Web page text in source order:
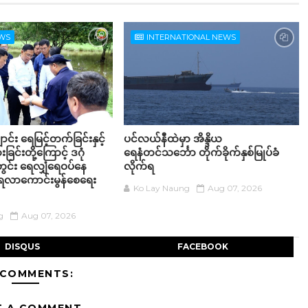
င်း ရေမြင့်တက်ခြင်းနှင့်
းခြင်းတို့ကြောင့် ဒဂုံ
ရေလျှံရေဝပ်နေ
လာကောင်းမွန်စေရေး
Aug 07, 2026
INTERNATIONAL NEWS
ပင်လယ်နီထဲမှာ အိန္ဒိယ
ရေနံတင်သင်္ဘော တိုက်ခိုက်နှစ်မြုပ်ခံ
လိုက်ရ
Ko Lay Naung Aug 07, 2026
DISQUS FACEBOOK